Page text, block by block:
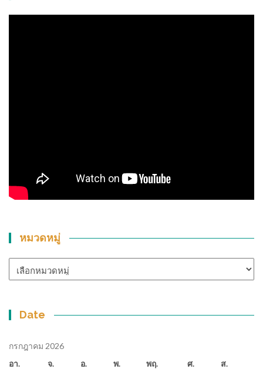
หมวดหมู่
หมู่
Date
กรกฎาคม 2026
อา.
จ. อ. พ. พฤ. ศ.
ส.